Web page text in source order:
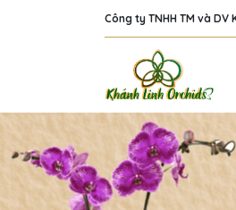
Công ty TNHH TM và